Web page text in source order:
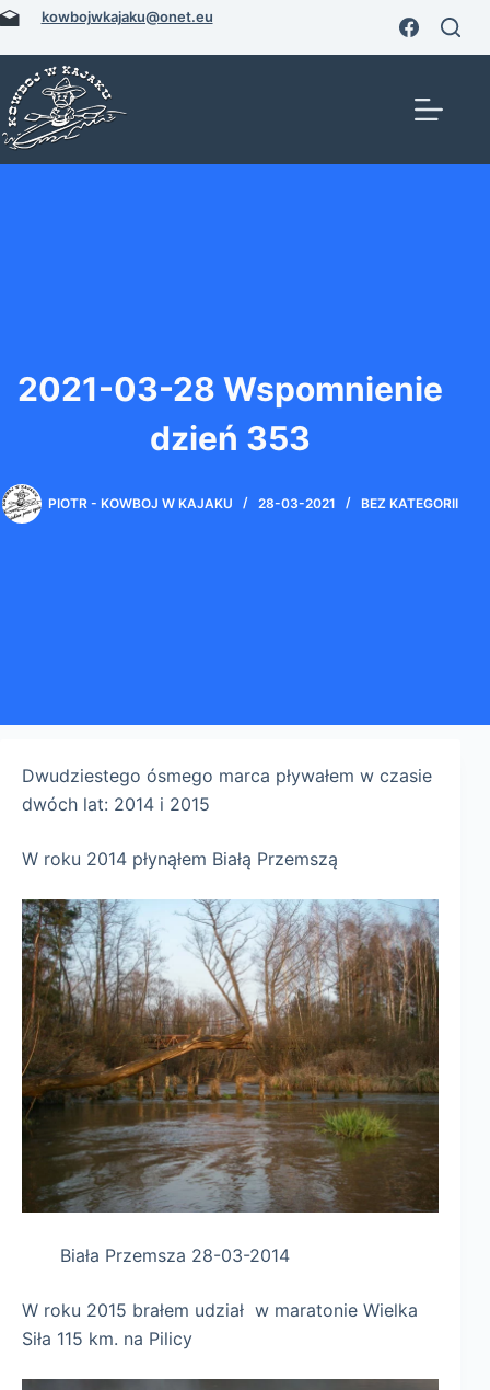
Przejdź
treści
kowbojwkajaku@onet.eu
2021-03-28 Wspomnienie
dzień 353
PIOTR - KOWBOJ W KAJAKU 28-03-2021 BEZ KATEGORII
Dwudziestego ósmego marca pływałem w czasie
dwóch lat: 2014 i 2015
W roku 2014 płynąłem Białą Przemszą
Biała Przemsza 28-03-2014
W roku 2015 brałem udział w maratonie Wielka
Siła 115 km. na Pilicy